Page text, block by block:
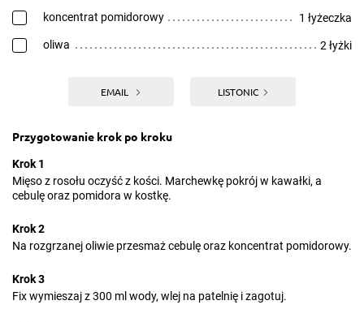
koncentrat pomidorowy 1 łyżeczka
oliwa 2 łyżki
EMAIL LISTONIC
Przygotowanie krok po kroku
Krok 1
Mięso z rosołu oczyść z kości. Marchewkę pokrój w kawałki, a
cebulę oraz pomidora w kostkę.
Krok 2
Na rozgrzanej oliwie przesmaż cebulę oraz koncentrat pomidorowy.
Krok 3
Fix wymieszaj z 300 ml wody, wlej na patelnię i zagotuj.